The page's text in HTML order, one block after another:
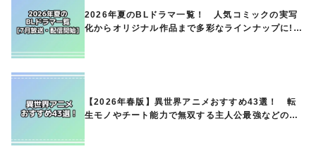
2026年夏のBLドラマ一覧！ 人気コミックの実写
化からオリジナル作品まで多彩なラインナップに!!
【2026年春版】異世界アニメおすすめ43選！ 転
生モノやチート能力で無双する主人公最強などの人